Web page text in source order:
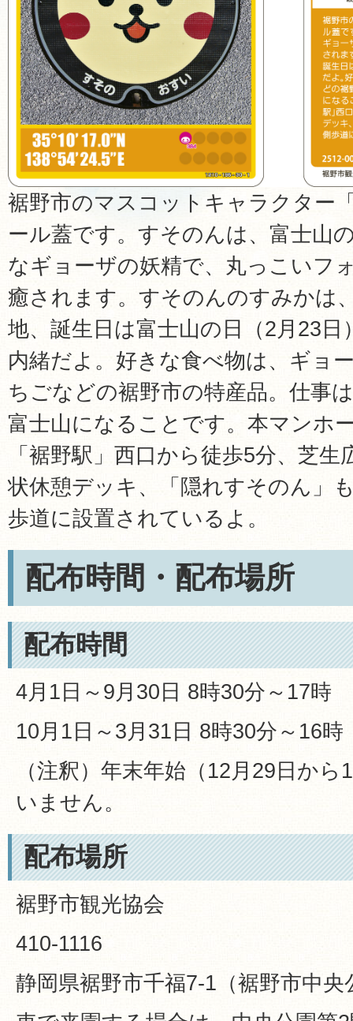
裾野市のマスコットキャラクター
ール蓋です。すそのんは、富士山
なギョーザの妖精で、丸っこいフ
癒されます。すそのんのすみかは
地、誕生日は富士山の日（2月23
内緒だよ。好きな食べ物は、ギョ
ちごなどの裾野市の特産品。仕事
富士山になることです。本マンホ
「裾野駅」西口から徒歩5分、芝
状休憩デッキ、「隠れすそのん」
歩道に設置されているよ。
配布時間・配布場所
配布時間
4月1日～9月30日 8時30分～17時
10月1日～3月31日 8時30分～16時
（注釈）年末年始（12月29日か
いません。
配布場所
裾野市観光協会
410-1116
静岡県裾野市千福7-1（裾野市中央